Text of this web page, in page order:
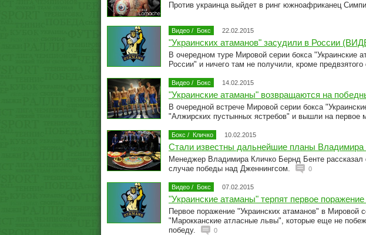
Против украинца выйдет в ринг южноафриканец
Видео / Бокс 22.02.2015
"Украинских атаманов" засудили в России
В очередном туре Мировой серии бокса "Украинские
России" и ничего там не получили, кроме
Видео / Бокс 14.02.2015
"Украинские атаманы" возвращаются на
В очередной встрече Мировой серии бокса
"Алжирских пустынных ястребов" и вышли на первое
Бокс / Кличко 10.02.2015
Стали известны дальнейшие планы Владимира
Менеджер Владимира Кличко Бернд Бенте
случае победы над Дженнингсом.
0
Видео / Бокс 07.02.2015
"Украинские атаманы" терпят первое
Первое поражение "Украинских атаманов" в Мировой
"Марокканские атласные львы", которые еще не
победу.
0